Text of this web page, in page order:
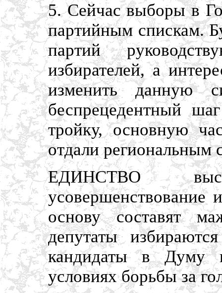
5. Сейчас выборы в
партийным спискам.
партий
избирателей, а
изменить данную
беспрецедентный
тройку, основную
отдали региональным
ЕДИНСТВО
усовершенствование
основу составят
депутаты
кандидаты в Думу
условиях борьбы за